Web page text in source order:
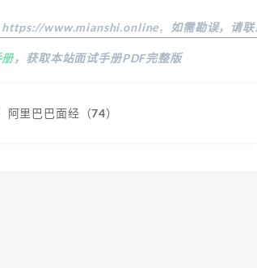
https://www.mianshi.online， 如需勘误，请
，获取本站面试手册PDF完整版
阿里巴巴面经（74）